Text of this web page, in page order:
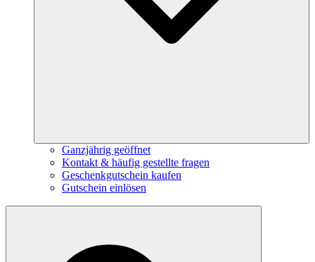
Ganzjährig geöffnet
Kontakt & häufig gestellte fragen
Geschenkgutschein kaufen
Gutschein einlösen